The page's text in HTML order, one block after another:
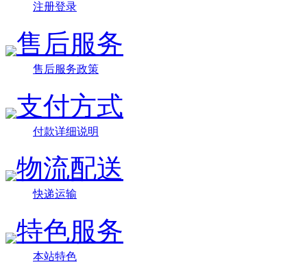
注册登录
售后服务
售后服务政策
支付方式
付款详细说明
物流配送
快递运输
特色服务
本站特色